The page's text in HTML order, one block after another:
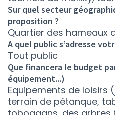
Sur quel secteur
proposition ?
Quartier des hameaux
A quel public s’adresse
Tout public
Que financera le budget
équipement...)
Equipements de loisirs
terrain de pétanque,